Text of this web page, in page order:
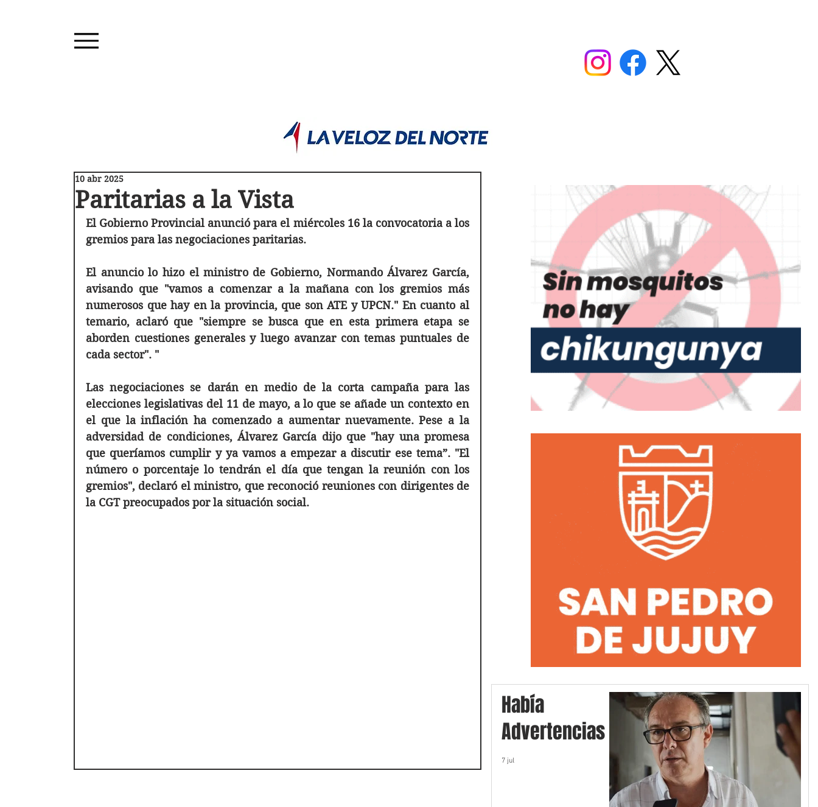
Paritarias a la Vista
10 abr 2025
El Gobierno Provincial anunció para el miércoles 16 la convocatoria a los
gremios para las negociaciones paritarias.
El anuncio lo hizo el ministro de Gobierno, Normando Álvarez García,
avisando que "vamos a comenzar a la mañana con los gremios más
numerosos que hay en la provincia, que son ATE y UPCN." En cuanto al
temario, aclaró que "siempre se busca que en esta primera etapa se
aborden cuestiones generales y luego avanzar con temas puntuales de
cada sector". "
Las negociaciones se darán en medio de la corta campaña para las
elecciones legislativas del 11 de mayo, a lo que se añade un contexto en
el que la inflación ha comenzado a aumentar nuevamente. Pese a la
adversidad de condiciones, Álvarez García dijo que "hay una promesa
que queríamos cumplir y ya vamos a empezar a discutir ese tema”. "El
número o porcentaje lo tendrán el día que tengan la reunión con los
gremios", declaró el ministro, que reconoció reuniones con dirigentes de
la CGT preocupados por la situación social.
Había
Advertencias
7 jul